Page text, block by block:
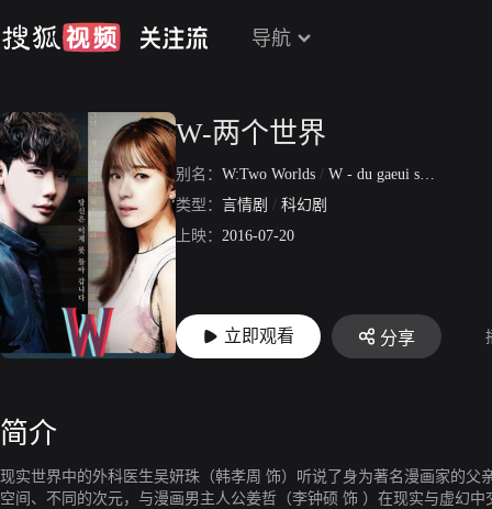
导航
W-两个世界
别名： W:Two Worlds / W - du gaeui segye
类型： 言情剧 / 科幻剧
上映： 2016-07-20
立即观看 分享
简介
现实世界中的外科医生吴妍珠（韩孝周 饰）听说了身为著名漫画家的
空间、不同的次元，与漫画男主人公姜哲（李钟硕 饰 ）在现实与虚幻